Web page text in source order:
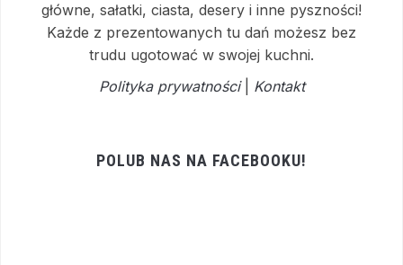
główne, sałatki, ciasta, desery i inne pyszności!
Każde z prezentowanych tu dań możesz bez
trudu ugotować w swojej kuchni.
Polityka prywatności| Kontakt
POLUB NAS NA FACEBOOKU!